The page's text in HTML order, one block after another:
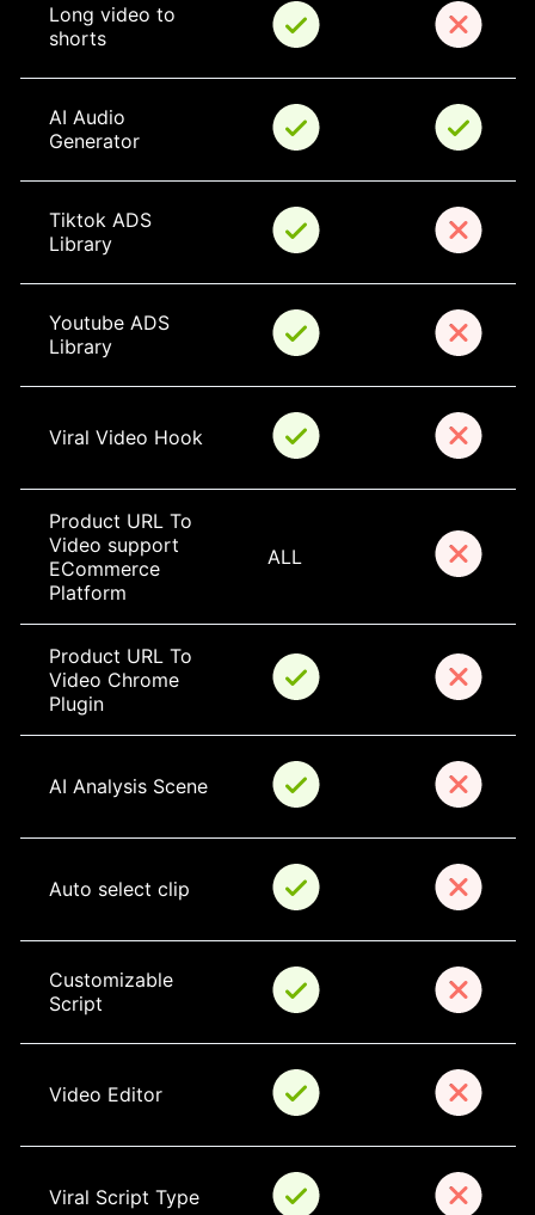
Long video to
shorts
AI Audio
Generator
Tiktok ADS
Library
Youtube ADS
Library
Viral Video Hook
Product URL To
Video support
ECommerce
Platform
ALL
Product URL To
Video Chrome
Plugin
AI Analysis Scene
Auto select clip
Customizable
Script
Video Editor
Viral Script Type